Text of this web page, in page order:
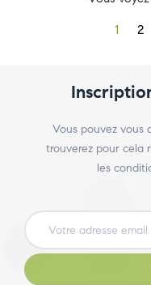
1 2
Vous pouvez vous
trouverez pour cela
les